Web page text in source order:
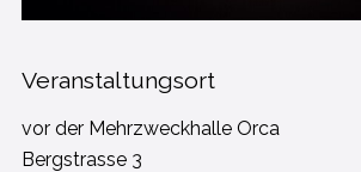
Veranstaltungsort
vor der Mehrzweckhalle Orca
Bergstrasse 3